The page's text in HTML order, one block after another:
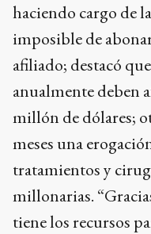
haciendo cargo de
imposible de
afiliado; destacó
anualmente deben
millón de dólares;
meses una
tratamientos y
millonarias.
tiene los recursos